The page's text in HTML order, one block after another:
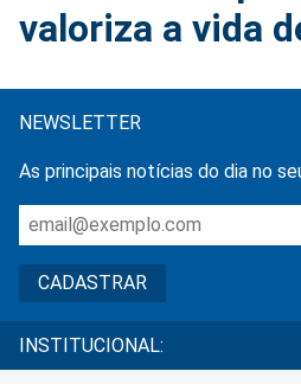
valoriza a vida
NEWSLETTER
As principais notícias do dia no
INSTITUCIONAL: